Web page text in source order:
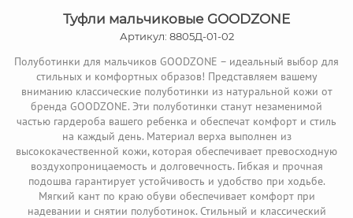
Туфли мальчиковые GOODZONE
Артикул: 8805Д-01-02
Полуботинки для мальчиков GOODZONE – идеальный выбор для
стильных и комфортных образов! Представляем вашему
вниманию классические полуботинки из натуральной кожи от
бренда GOODZONE. Эти полуботинки станут незаменимой
частью гардероба вашего ребенка и обеспечат комфорт и стиль
на каждый день. Материал верха выполнен из
высококачественной кожи, которая обеспечивает превосходную
воздухопроницаемость и долговечность. Гибкая и прочная
подошва гарантирует устойчивость и удобство при ходьбе.
Мягкий кант по краю обуви обеспечивает комфорт при
надевании и снятии полуботинок. Стильный и классический